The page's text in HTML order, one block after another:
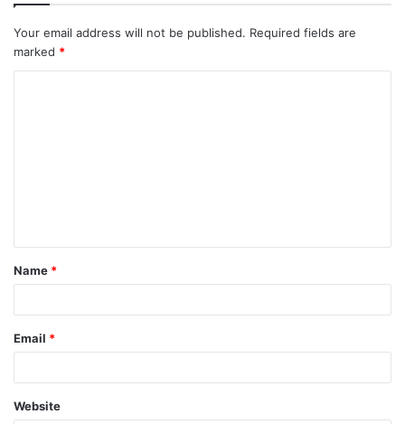
Your email address will not be published. Required fields are
marked *
Name *
Email *
Website